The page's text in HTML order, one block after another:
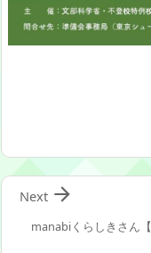
manabiくらしきさん

Next